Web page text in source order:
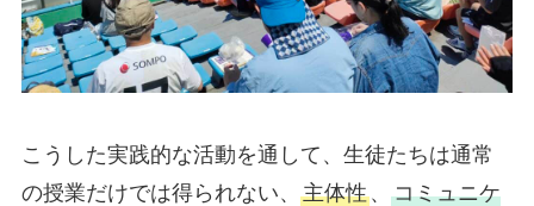
こうした実践的な活動を通して、生徒たちは通常
の授業だけでは得られない、 主体性、 コミュニケ